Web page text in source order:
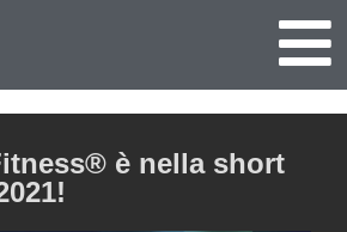
è nella short